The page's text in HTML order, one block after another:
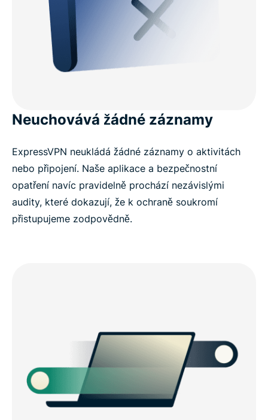
Neuchovává žádné záznamy
ExpressVPN neukládá žádné záznamy o aktivitách
nebo připojení. Naše aplikace a bezpečnostní
opatření navíc pravidelně prochází nezávislými
audity, které dokazují, že k ochraně soukromí
přistupujeme zodpovědně.